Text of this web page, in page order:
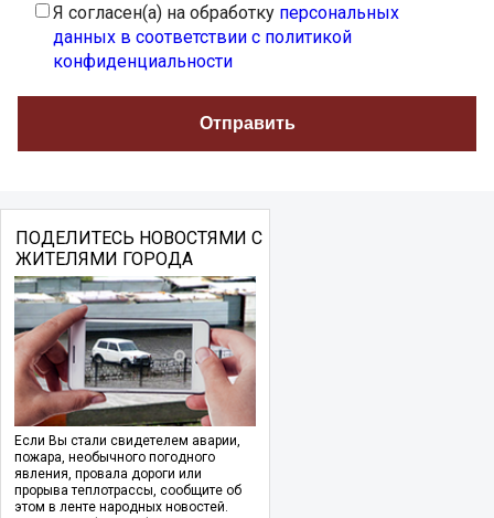
Я согласен(а) на обработку персональных
данных в соответствии с политикой
конфиденциальности
ПОДЕЛИТЕСЬ НОВОСТЯМИ С
ЖИТЕЛЯМИ ГОРОДА
Если Вы стали свидетелем аварии,
пожара, необычного погодного
явления, провала дороги или
прорыва теплотрассы, сообщите об
этом в ленте народных новостей.